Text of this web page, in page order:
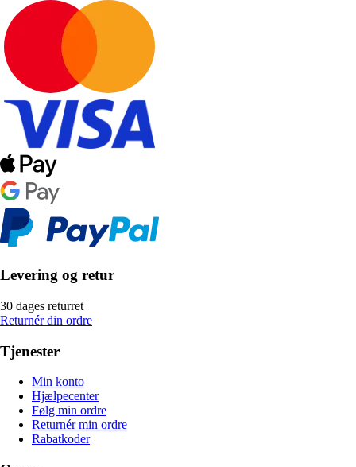
Levering og retur
30 dages returret
Returnér din ordre
Tjenester
Min konto
Hjælpecenter
Følg min ordre
Returnér min ordre
Rabatkoder